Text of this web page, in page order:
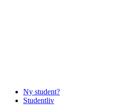
Ny student?
Studentliv